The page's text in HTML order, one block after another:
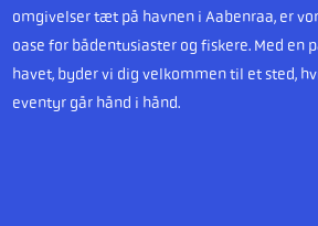
omgivelser tæt på havnen i Aabenraa, er
oase for bådentusiaster og fiskere. Med en
havet, byder vi dig velkommen til et sted,
eventyr går hånd i hånd.